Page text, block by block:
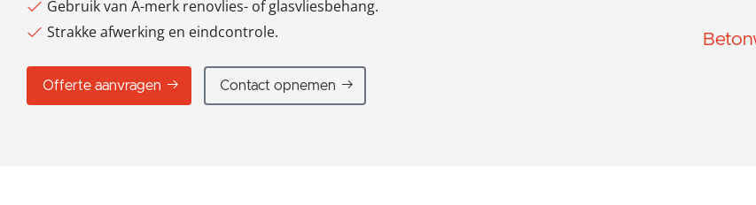
Gebruik van A-merk renovlies- of glasvliesbehang.
Strakke afwerking en eindcontrole.
Offerte aanvragen Contact opnemen